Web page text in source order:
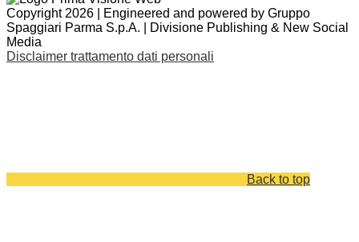
Copyright 2026 | Engineered and powered by Gruppo
Spaggiari Parma S.p.A. | Divisione Publishing & New Social
Media
Disclaimer trattamento dati personali
Back to top